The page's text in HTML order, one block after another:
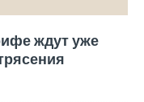
ждут уже